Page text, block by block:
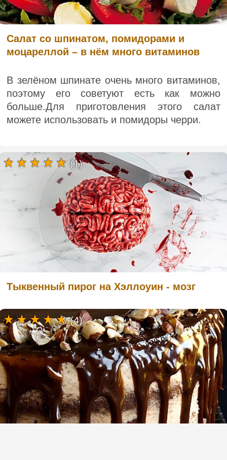
Салат со шпинатом, помидорами и
моцареллой – в нём много витаминов
В зелёном шпинате очень много витаминов,
поэтому его советуют есть как можно
больше.Для приготовления этого салат
можете использовать и помидоры черри.
Тыквенный пирог на Хэллоуин - мозг
(1)
(4)